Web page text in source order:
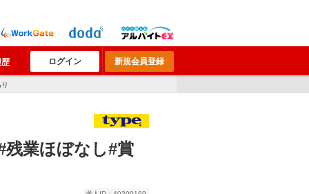
ログイン 新規会員登録
残業ほぼなし#賞